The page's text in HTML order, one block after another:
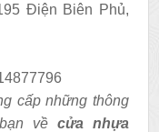
Điện Biên Phủ,
cấp những thông
về cửa nhựa